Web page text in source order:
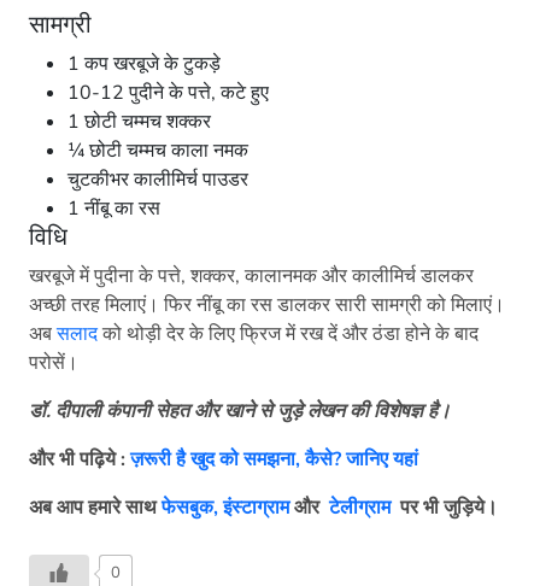
सामग्री
1 कप खरबूजे के टुकड़े
10-12 पुदीने के पत्ते, कटे हुए
1 छोटी चम्मच शक्कर
¼ छोटी चम्मच काला नमक
चुटकीभर कालीमिर्च पाउडर
1 नींबू का रस
विधि
खरबूजे में पुदीना के पत्ते, शक्कर, कालानमक और कालीमिर्च डालकर
अच्छी तरह मिलाएं। फिर नींबू का रस डालकर सारी सामग्री को मिलाएं।
अबसलादको थोड़ी देर के लिए फ्रिज में रख दें और ठंडा होने के बाद
परोसें।
डॉ. दीपाली कंपानी सेहत और खाने से जुड़े लेखन की विशेषज्ञ है।
और भी पढ़िये : ज़रूरी है खुद को समझना, कैसे? जानिए यहां
अब आप हमारे साथफेसबुक,इंस्टाग्रामऔरटेलीग्राम पर भी जुड़िये।
0